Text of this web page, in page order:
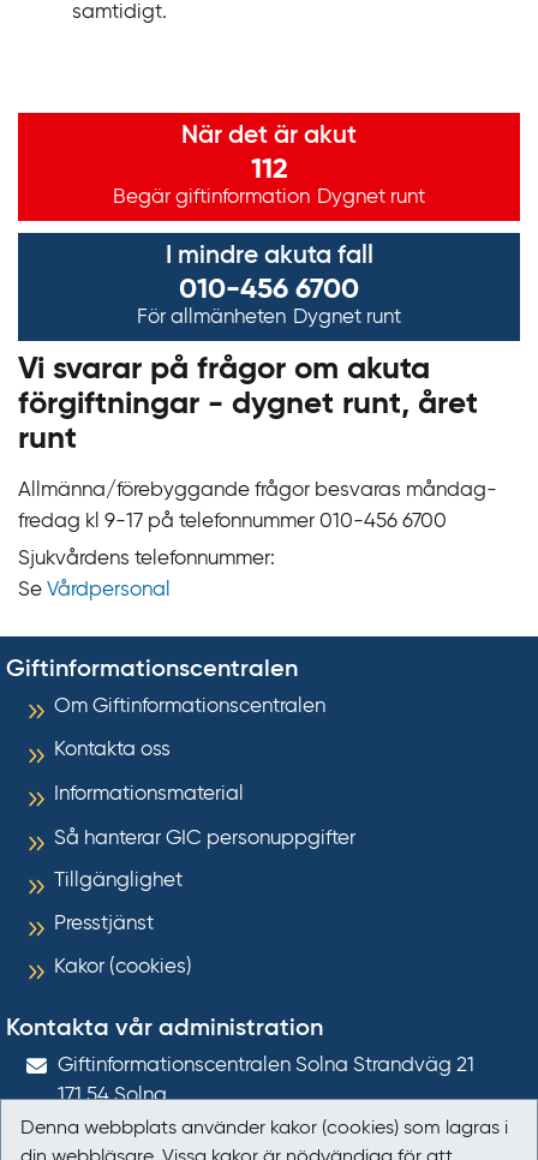
Denna webbplats använder kakor (cookies) som lagras i
samtidigt.
Viktig information
När det är akut
112
Begär giftinformation Dygnet runt
I mindre akuta fall
010-456 6700
För allmänheten Dygnet runt
Vi svarar på frågor om akuta
förgiftningar - dygnet runt, året
runt
Allmänna/förebyggande frågor besvaras måndag-
fredag kl 9‍‍-17 på telefonnummer 010‍-‍456 6700
Sjukvårdens telefonnummer:
Se Vårdpersonal
Giftinformationscentralen
Om Giftinformationscentralen
Kontakta oss
Informationsmaterial
Så hanterar GIC personuppgifter
Tillgänglighet
Presstjänst
Kakor (cookies)
Kontakta vår administration
Gift­informations­centralen Solna Strandväg 21
171 54 Solna
giftinformation@gic.se